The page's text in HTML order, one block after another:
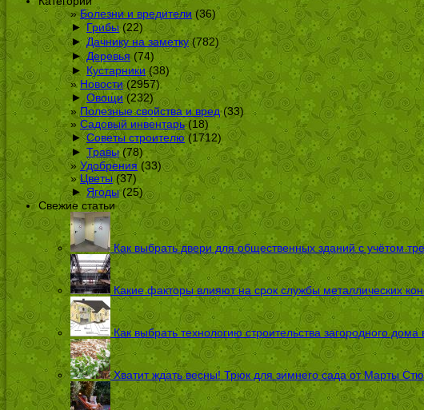
Болезни и вредители (36)
► Грибы(22)
► Дачнику на заметку(782)
► Деревья(74)
► Кустарники(38)
Новости(2957)
► Овощи (232)
Полезные свойства и вред(33)
Садовый инвентарь(18)
► Советы строителю(1712)
► Травы(78)
Удобрения (33)
Цветы(37)
► Ягоды(25)
Свежие статьи
Как выбрать двери для общественных зданий с учётом
Какие факторы влияют на срок службы металлических
Как выбрать технологию строительства загородного
Хватит ждать весны! Трюк для зимнего сада от Марты